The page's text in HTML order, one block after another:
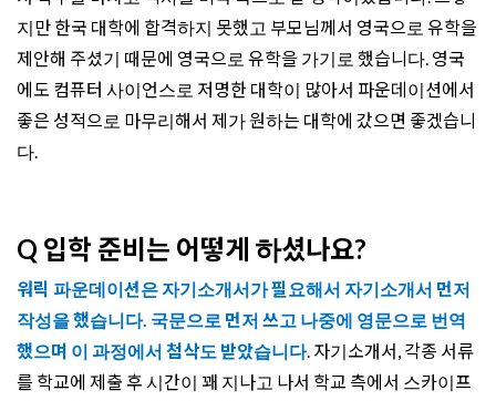
지만 한국 대학에 합격하지 못했고 부모님께서 영국으로 유학을
제안해 주셨기 때문에 영국으로 유학을 가기로 했습니다. 영국
에도 컴퓨터 사이언스로 저명한 대학이 많아서 파운데이션에서
좋은 성적으로 마무리해서 제가 원하는 대학에 갔으면 좋겠습니
다.
Q 입학 준비는 어떻게 하셨나요?
워릭 파운데이션은 자기소개서가 필요해서 자기소개서 먼저
작성을 했습니다. 국문으로 먼저 쓰고 나중에 영문으로 번역
했으며 이 과정에서 첨삭도 받았습니다. 자기소개서, 각종 서류
를 학교에 제출 후 시간이 꽤 지나고 나서 학교 측에서 스카이프